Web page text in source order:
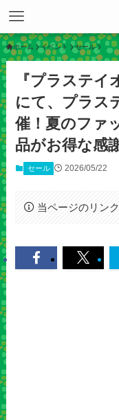
ホーム イベント セール
『プラステイ
にて、プラス
催！夏のファ
品がお得な感
セール 2026/05/22
当ページのリン